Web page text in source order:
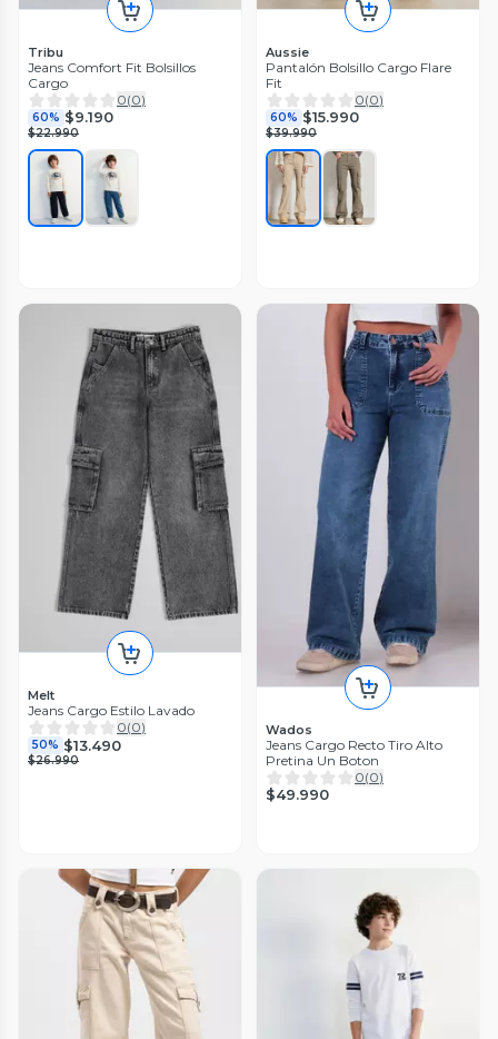
Tribu
Jeans Comfort Fit Bolsillos
Cargo
0(0)
60% $9.190
$22.990
Aussie
Pantalón Bolsillo Cargo Flare
Fit
0(0)
60% $15.990
$39.990
Melt
Jeans Cargo Estilo Lavado
0(0)
50% $13.490
$26.990
Wados
Jeans Cargo Recto Tiro Alto
Pretina Un Boton
0(0)
$49.990